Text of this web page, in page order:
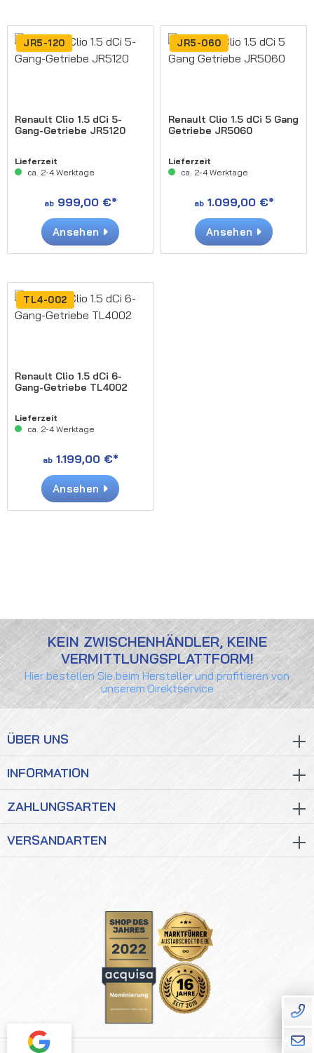
JR5-120
Renault Clio 1.5 dCi 5-
Gang-Getriebe JR5120
Lieferzeit
ca. 2-4 Werktage
ab999,00 €*
Ansehen
JR5-060
Renault Clio 1.5 dCi 5 Gang
Getriebe JR5060
Lieferzeit
ca. 2-4 Werktage
ab1.099,00 €*
Ansehen
TL4-002
Renault Clio 1.5 dCi 6-
Gang-Getriebe TL4002
Lieferzeit
ca. 2-4 Werktage
ab1.199,00 €*
Ansehen
KEIN ZWISCHENHÄNDLER, KEINE
VERMITTLUNGSPLATTFORM!
Hier bestellen Sie beim Hersteller und profitieren von
unserem Direktservice
ÜBER UNS
INFORMATION
ZAHLUNGSARTEN
VERSANDARTEN